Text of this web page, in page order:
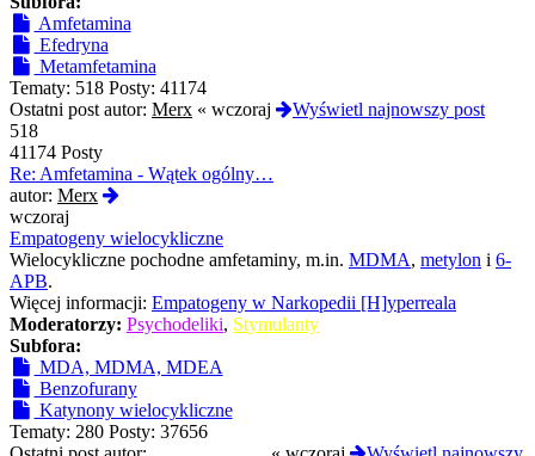
Amfetamina
Efedryna
Metamfetamina
Tematy: 518 Posty: 41174
Ostatni post autor: Merx « wczoraj
Wyświetl najnowszy post
518
41174 Posty
Re: Amfetamina - Wątek ogólny…
autor: Merx
post
wczoraj
Empatogeny wielocykliczne
Wielocykliczne pochodne amfetaminy, m.in. MDMA, metylon i 6-
APB.
Więcej informacji: Empatogeny w Narkopedii [H]yperreala
Moderatorzy: Psychodeliki, Stymulanty
Subfora:
MDA, MDMA, MDEA
Benzofurany
Katynony wielocykliczne
Tematy: 280 Posty: 37656